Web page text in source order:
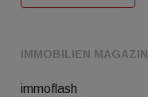
IMMOBILIEN MAGAZIN
immoflash